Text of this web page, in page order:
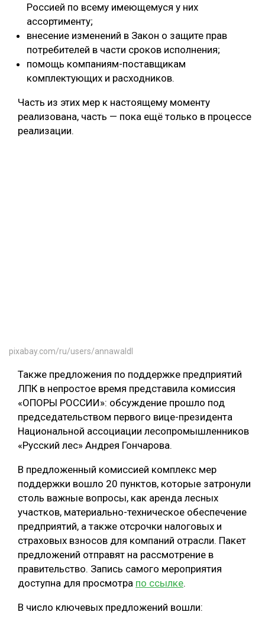
Россией по всему имеющемуся у них
ассортименту;
внесение изменений в Закон о защите прав
потребителей в части сроков исполнения;
помощь компаниям-поставщикам
комплектующих и расходников.
Часть из этих мер к настоящему моменту
реализована, часть — пока ещё только в процессе
реализации.
pixabay.com/ru/users/annawaldl
Также предложения по поддержке предприятий
ЛПК в непростое время представила комиссия
«ОПОРЫ РОССИИ»: обсуждение прошло под
председательством первого вице-президента
Национальной ассоциации лесопромышленников
«Русский лес» Андрея Гончарова.
В предложенный комиссией комплекс мер
поддержки вошло 20 пунктов, которые затронули
столь важные вопросы, как аренда лесных
участков, материально-техническое обеспечение
предприятий, а также отсрочки налоговых и
страховых взносов для компаний отрасли. Пакет
предложений отправят на рассмотрение в
правительство. Запись самого мероприятия
доступна для просмотра по ссылке.
В число ключевых предложений вошли: